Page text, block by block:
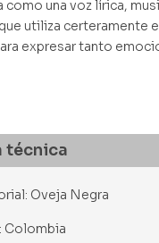
como una voz lírica,
utiliza certeramente
expresar tanto
técnica
Oveja Negra
Colombia